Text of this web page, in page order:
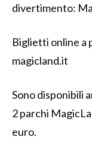
divertimento:
Biglietti online a
magicland.it
Sono disponibili
2 parchi
euro.